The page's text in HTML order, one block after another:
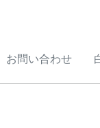
お問い合わせ